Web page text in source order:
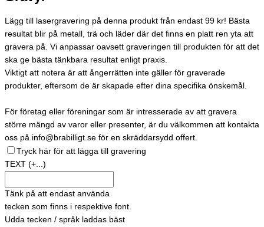
Lägg till lasergravering på denna produkt från endast 99 kr! Bästa
resultat blir på metall, trä och läder där det finns en platt ren yta att
gravera på. Vi anpassar oavsett graveringen till produkten för att det
ska ge bästa tänkbara resultat enligt praxis.
Viktigt att notera är att ångerrätten inte gäller för graverade
produkter, eftersom de är skapade efter dina specifika önskemål.
För företag eller föreningar som är intresserade av att gravera
större mängd av varor eller presenter, är du välkommen att kontakta
oss på info@brabilligt.se för en skräddarsydd offert.
Tryck här för att lägga till gravering
TEXT (+...)
Tänk på att endast använda
tecken som finns i respektive font.
Udda tecken / språk laddas bäst